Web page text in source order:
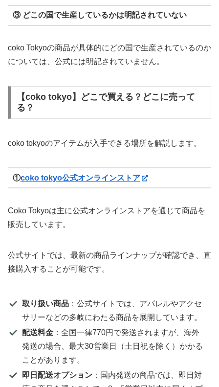
③ どこの国で生産しているかは明記されていない
coko Tokyoの商品が具体的にどの国で生産されているのか
については、公式には明記されていません。
【coko tokyo】どこで買える？どこに売って
る？
coko tokyoのアイテムが入手できる場所を解説します。
①coko tokyo公式オンラインストア
Coko Tokyoは主に公式オンラインストアを通じて商品を
販売しています。
公式サイトでは、最新の商品ラインナップが確認でき、直
接購入することが可能です。
取り扱い商品：公式サイトでは、アパレルやアクセ
サリーなどの多岐にわたる商品を展開しています。
配送料金：全国一律770円で発送されますが、海外
発送の場合、最大30営業日（土日祝を除く）かかる
ことがあります。
即日配送オプション：国内発送の商品では、即日対